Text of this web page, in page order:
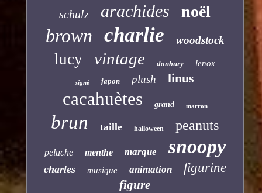
schulz arachides noël
brown charlie woodstock
lucy vintage danbury lenox
signé japon plush linus
cacahuètes grand marron
brun taille halloween peanuts
peluche menthe marque snoopy
charles musique animation figurine
figure